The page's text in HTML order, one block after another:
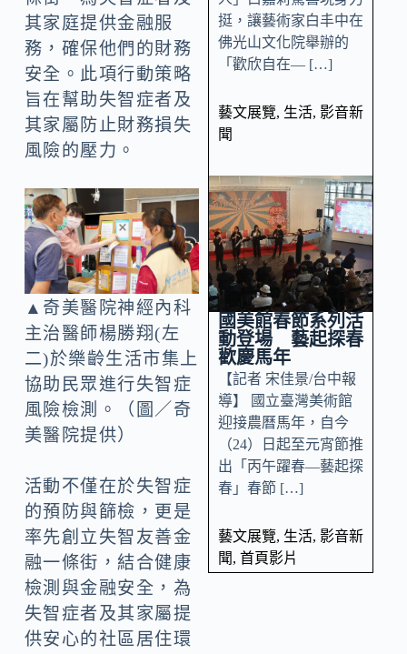
其家庭提供金融服
務，確保他們的財務
安全。此項行動策略
旨在幫助失智症者及
其家屬防止財務損失
風險的壓力。
▲奇美醫院神經內科
主治醫師楊勝翔(左
二)於樂齡生活市集上
協助民眾進行失智症
風險檢測。（圖／奇
美醫院提供）
活動不僅在於失智症
的預防與篩檢，更是
率先創立失智友善金
融一條街，結合健康
檢測與金融安全，為
失智症者及其家屬提
供安心的社區居住環
挺，讓藝術家白丰中在
佛光山文化院舉辦的
「歡欣自在— […]
藝文展覽, 生活, 影音新
聞
國美館春節系列活
動登場 藝起探春
歡慶馬年
【記者 宋佳景/台中報
導】 國立臺灣美術館
迎接農曆馬年，自今
（24）日起至元宵節推
出「丙午躍春—藝起探
春」春節 […]
藝文展覽, 生活, 影音新
聞, 首頁影片